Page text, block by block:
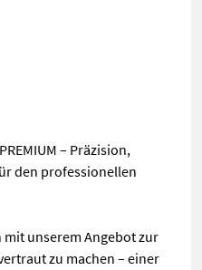
– Präzision,
den professionellen
mit unserem Angebot zur
zu machen – einer